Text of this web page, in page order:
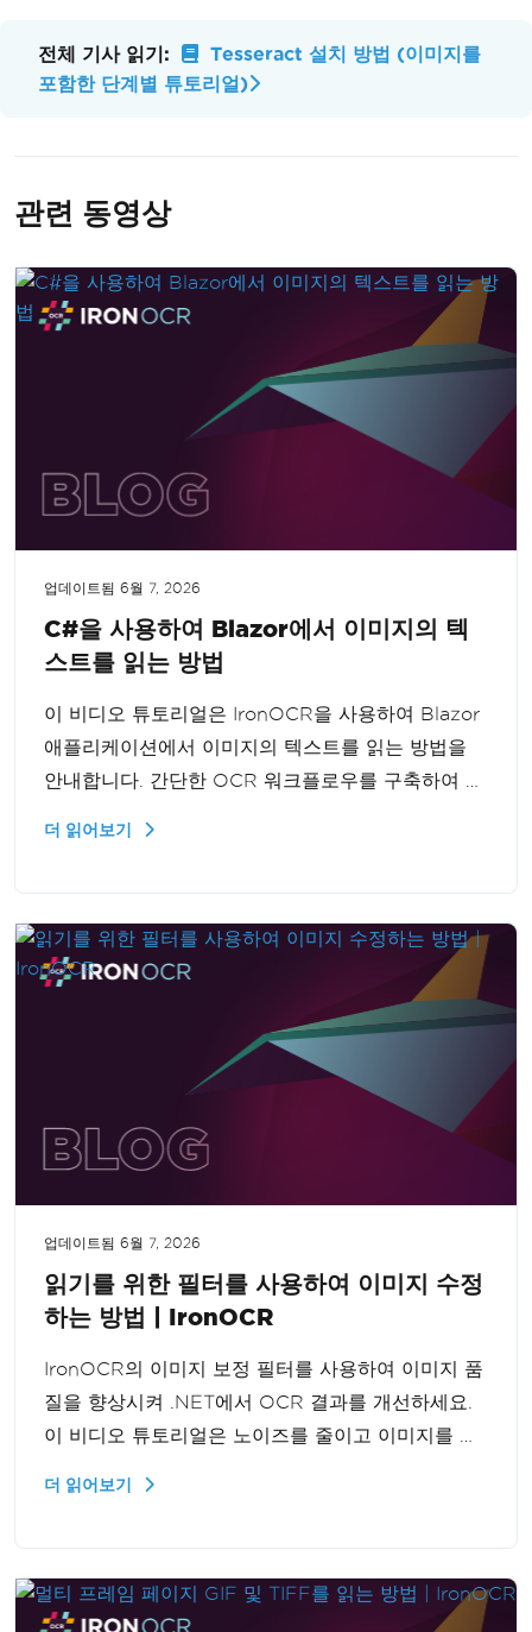
전체 기사 읽기:
Tesseract 설치 방법 (이미지를
포함한 단계별 튜토리얼)
관련 동영상
업데이트됨 6월 7, 2026
C#을 사용하여 Blazor에서 이미지의 텍
스트를 읽는 방법
이 비디오 튜토리얼은 IronOCR을 사용하여 Blazor
애플리케이션에서 이미지의 텍스트를 읽는 방법을
안내합니다. 간단한 OCR 워크플로우를 구축하여 이
더 읽어보기
업데이트됨 6월 7, 2026
읽기를 위한 필터를 사용하여 이미지 수정
하는 방법 | IronOCR
IronOCR의 이미지 보정 필터를 사용하여 이미지 품
질을 향상시켜 .NET에서 OCR 결과를 개선하세요.
이 비디오 튜토리얼은 노이즈를 줄이고 이미지를 선
더 읽어보기